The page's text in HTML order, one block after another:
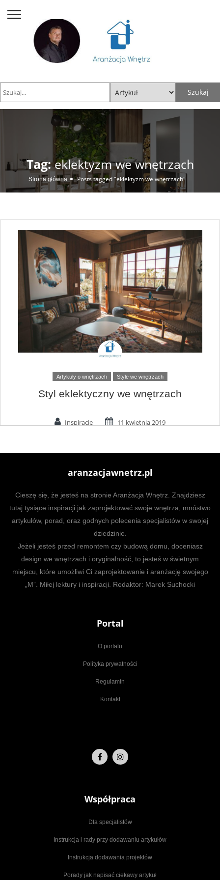
Tag:eklektyzm we wnętrzach
Strona główna Posts tagged "eklektyzm we wnętrzach"
Artykuły o wnętrzach Style we wnętrzach
Styl eklektyczny we wnętrzach
Inspiracje 11 kwietnia 2019
aranzacjawnetrz.pl
Cieszę się, że jesteś na stronie Aranżacja Wnętrz. Znajdziesz
tutaj tysiące inspiracji jak zaprojektować swoje wnętrza, mnóstwo
artykułów, porad, oraz godnych polecenia specjalistów w swojej
dziedzinie.
Jeżeli jesteś przed remontem czy budową domu, doceniasz
design we wnętrzach i oryginalność, to jesteś w świetnym
miejscu, które umożliwi Ci zaprojektowanie i aranżację swojego
„M”. Miłej lektury i inspiracji. Redaktor: Marek Suchocki
Portal
O portalu
Polityka prywatności
Regulamin
Kontakt
Współpraca
Dla specjalistów
Instrukcja i rady przy dodawaniu artykułów
Instrukcja dodawania projektów
Porady jak napisać ciekawy artykuł